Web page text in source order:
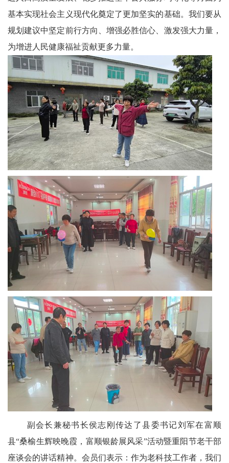
报
民
生
播
报
视
频
播
报
会
议
报
基本实现社会主义现代化奠定了更加坚实的基础。我们要从
规划建议中坚定前行方向、增强必胜信心、激发强大力量，
为增进人民健康福祉贡献更多力量。
副会长兼秘书长侯志刚传达了县委书记刘军在富顺
县“桑榆生辉映晚霞，富顺银龄展风采”活动暨重阳节老干部
座谈会的讲话精神。会员们表示：作为老科技工作者，我们